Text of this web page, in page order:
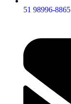
51 98996-8865